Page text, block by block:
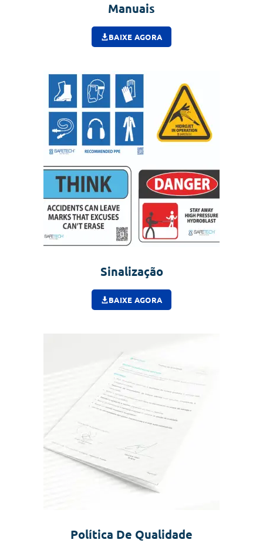
Manuais
BAIXE AGORA
Sinalização
BAIXE AGORA
Política De Qualidade